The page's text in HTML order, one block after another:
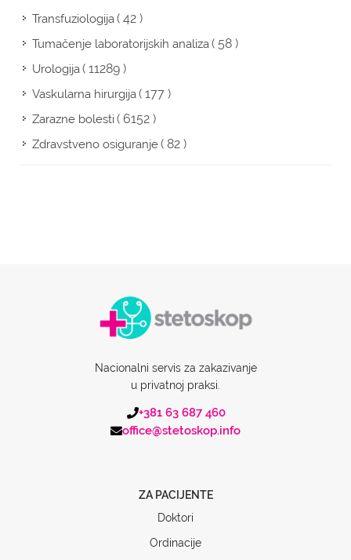
Transfuziologija( 42 )
Tumačenje laboratorijskih analiza( 58 )
Urologija( 11289 )
Vaskularna hirurgija( 177 )
Zarazne bolesti( 6152 )
Zdravstveno osiguranje( 82 )
Nacionalni servis za zakazivanje
u privatnoj praksi.
+381 63 687 460
office@stetoskop.info
ZA PACIJENTE
Doktori
Ordinacije